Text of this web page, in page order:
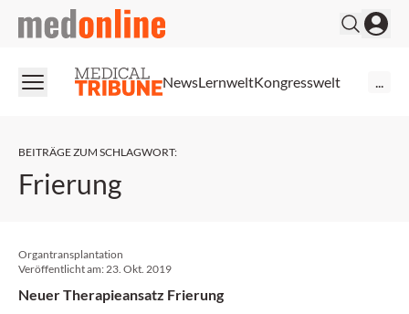
medonline
NewsLernweltKongresswelt
BEITRÄGE ZUM SCHLAGWORT:
Frierung
Organtransplantation
Veröffentlicht am:23. Okt. 2019
Neuer Therapieansatz Frierung